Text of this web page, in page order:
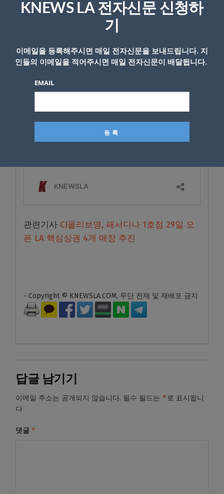
관련기사 CJ올리브영, 패서디나 1호점 29일 오
픈 LA 핵심상권 4개 매장 추진
- Copyright © KNEWSLA.COM, 무단 전재 및 재배포 금지
답글 남기기
이메일 주소는 공개되지 않습니다. 필수 필드는 *로 표시됩니
다
댓글 *
KNEWS LA 전자신문 신청하
기
이메일을 등록해주시면 매일 전자신문을 보내드립니다. 지
인들의 이메일을 적어주시면 매일 전자신문이 배달됩니다.
EMAIL